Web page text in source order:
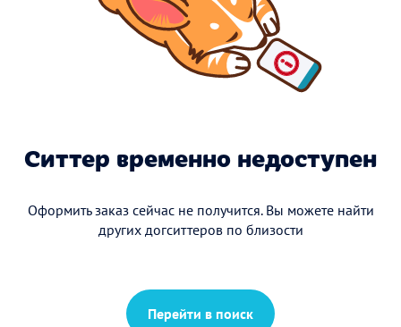
Ситтер временно недоступен
Оформить заказ сейчас не получится. Вы можете найти
других догситтеров по близости
Перейти в поиск